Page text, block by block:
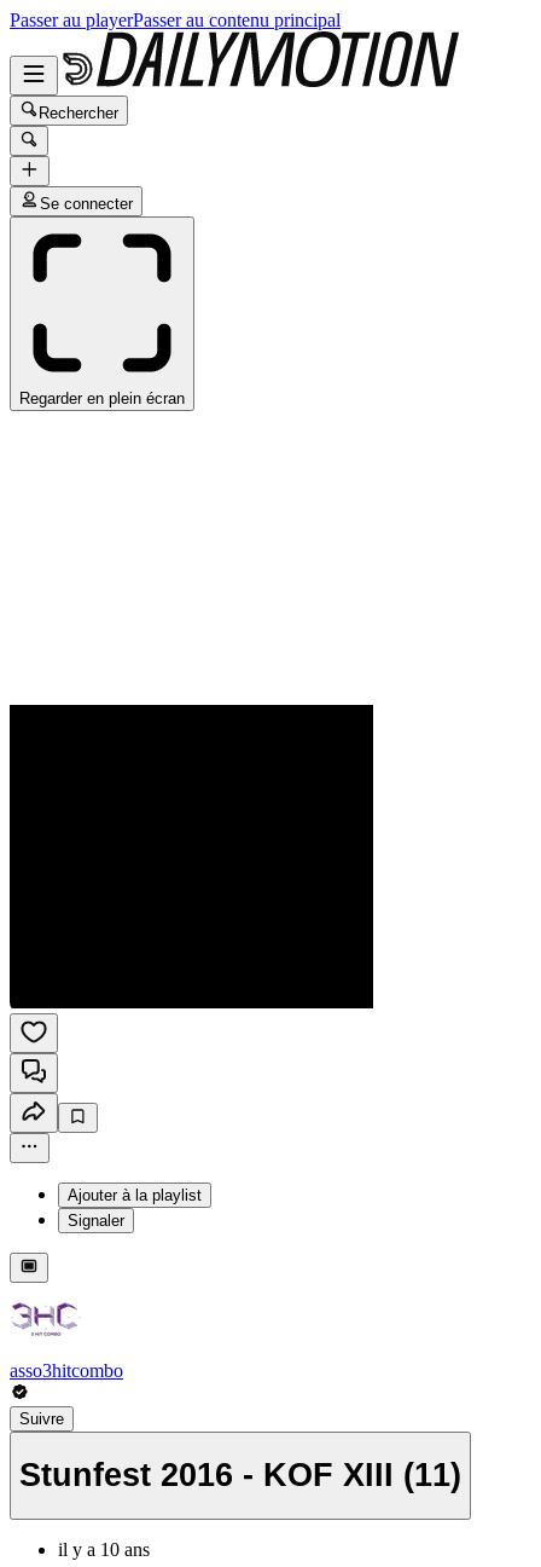
Passer au playerPasser au contenu principal
Rechercher
Se connecter
Regarder en plein écran
Ajouter à la playlist
Signaler
asso3hitcombo
Suivre
Stunfest 2016 - KOF XIII (11)
il y a 10 ans